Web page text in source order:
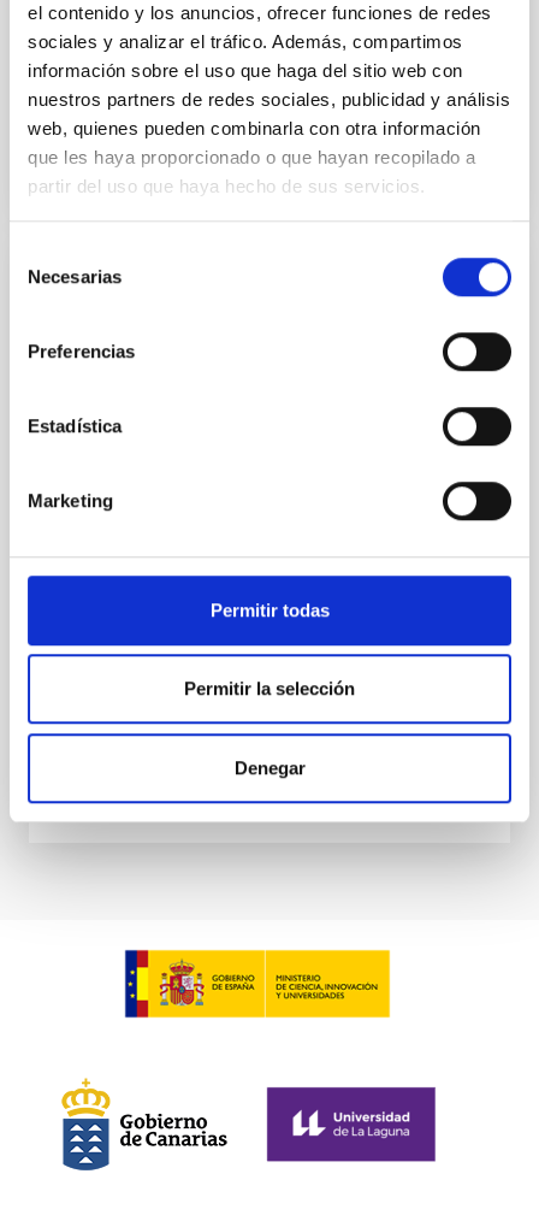
el contenido y los anuncios, ofrecer funciones de redes
sociales y analizar el tráfico. Además, compartimos
información sobre el uso que haga del sitio web con
nuestros partners de redes sociales, publicidad y análisis
web, quienes pueden combinarla con otra información
que les haya proporcionado o que hayan recopilado a
partir del uso que haya hecho de sus servicios.
Necesarias
Preferencias
Estadística
Marketing
Permitir todas
Permitir la selección
Denegar
parte de su atmosfera durante sus primeros años de
vida y
Fecha de publicación 07/01/2026 - 16:00:00
NOTA DE PRENSA
El IAC participa en el Big Science Industry
Forum Spain 2025
Canarias (IAC), encabezada por su director Valentín
el principal encuentro nacional dedicado a la Industria
vínculos estratégicos con empresas, centros
tecnológicos e infraestructuras científicas
mayor foro español de Industria de la Ciencia El Big
Science Industry Forum Spain 2025, organizado por
Fecha de publicación 04/12/2025 - 12:48:01